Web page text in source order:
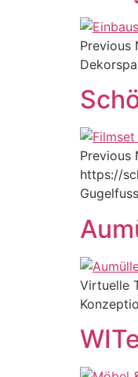
Previous
Previous
https://
Virtuelle